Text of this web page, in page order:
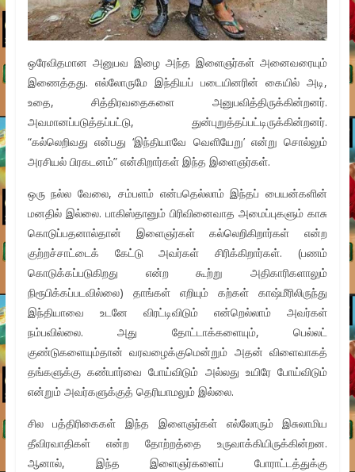
ஒரேவிதமான அனுபவ இழை அந்த இளைஞர்கள் அனைவரையும்
இணைத்தது. எல்லோருமே இந்தியப் படையினரின் கையில் அடி,
உதை, சித்திரவதைகளை அனுபவித்திருக்கின்றனர்.
அவமானப்படுத்தப்பட்டு, துன்புறுத்தப்பட்டிருக்கின்றனர்.
“கல்லெறிவது என்பது ‘இந்தியாவே வெளியேறு’ என்று சொல்லும்
அரசியல் பிரகடனம்” என்கிறார்கள் இந்த இளைஞர்கள்.
ஒரு நல்ல வேலை, சம்பளம் என்பதெல்லாம் இந்தப் பையன்களின்
மனதில் இல்லை. பாகிஸ்தானும் பிரிவினைவாத அமைப்புகளும் காசு
கொடுப்பதனால்தான் இளைஞர்கள் கல்லெறிகிறார்கள் என்ற
குற்றச்சாட்டைக் கேட்டு அவர்கள் சிரிக்கிறார்கள். (பணம்
கொடுக்கப்படுகிறது என்ற கூற்று அதிகாரிகளாலும்
நிரூபிக்கப்படவில்லை) தாங்கள் எறியும் கற்கள் காஷ்மீரிலிருந்து
இந்தியாவை உடனே விரட்டிவிடும் என்றெல்லாம் அவர்கள்
நம்பவில்லை. அது தோட்டாக்களையும், பெல்லட்
குண்டுகளையும்தான் வரவழைக்குமென்றும் அதன் விளைவாகத்
தங்களுக்கு கண்பார்வை போய்விடும் அல்லது உயிரே போய்விடும்
என்றும் அவர்களுக்குத் தெரியாமலும் இல்லை.
சில பத்திரிகைகள் இந்த இளைஞர்கள் எல்லோரும் இசுலாமிய
தீவிரவாதிகள் என்ற தோற்றத்தை உருவாக்கியிருக்கின்றன.
ஆனால், இந்த இளைஞர்களைப் போராட்டத்துக்கு